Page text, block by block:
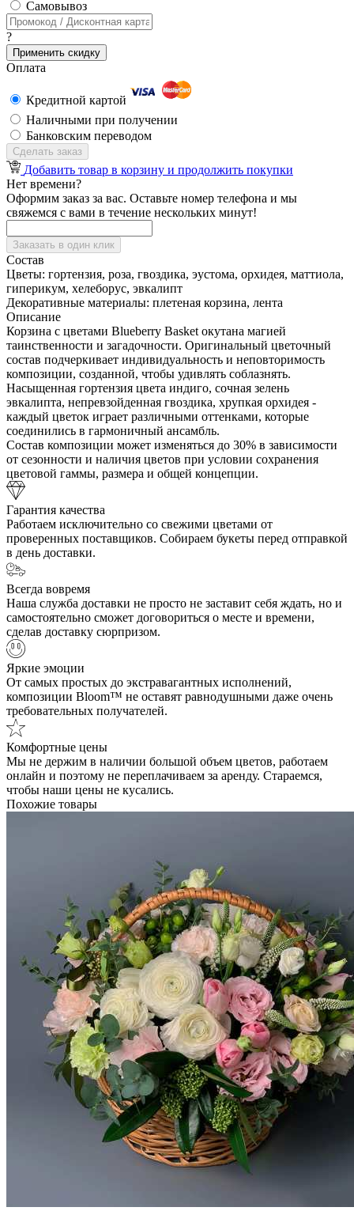
Cамовывоз
?
Применить скидку
Оплата
Кредитной картой
Наличными при получении
Банковским переводом
Сделать заказ
Добавить товар в корзину и продолжить покупки
Нет времени?
Оформим заказ за вас. Оставьте номер телефона и мы
свяжемся с вами в течение нескольких минут!
Заказать в один клик
Состав
Цветы: гортензия, роза, гвоздика, эустома, орхидея, маттиола,
гиперикум, хелеборус, эвкалипт
Декоративные материалы: плетеная корзина, лента
Описание
Корзина с цветами Blueberry Basket окутана магией
таинственности и загадочности. Оригинальный цветочный
состав подчеркивает индивидуальность и неповторимость
композиции, созданной, чтобы удивлять соблазнять.
Насыщенная гортензия цвета индиго, сочная зелень
эвкалипта, непревзойденная гвоздика, хрупкая орхидея -
каждый цветок играет различными оттенками, которые
соединились в гармоничный ансамбль.
Состав композиции может изменяться до 30% в зависимости
от сезонности и наличия цветов при условии сохранения
цветовой гаммы, размера и общей концепции.
Гарантия качества
Работаем исключительно со свежими цветами от
проверенных поставщиков. Собираем букеты перед отправкой
в день доставки.
Всегда вовремя
Наша служба доставки не просто не заставит себя ждать, но и
самостоятельно сможет договориться о месте и времени,
сделав доставку сюрпризом.
Яркие эмоции
От самых простых до экстравагантных исполнений,
композиции Bloom™ не оставят равнодушными даже очень
требовательных получателей.
Комфортные цены
Мы не держим в наличии большой объем цветов, работаем
онлайн и поэтому не переплачиваем за аренду. Стараемся,
чтобы наши цены не кусались.
Похожие товары